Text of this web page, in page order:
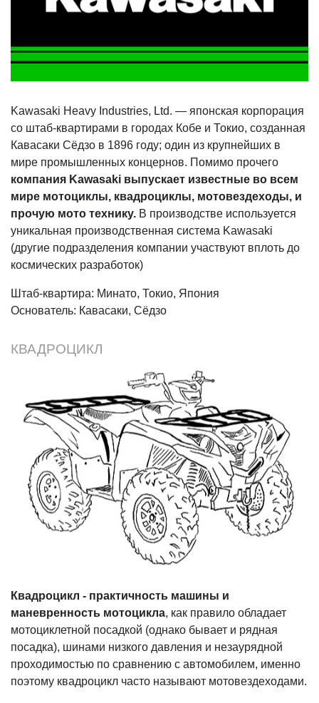
Kawasaki Heavy Industries, Ltd. — японская корпорация
со штаб-квартирами в городах Кобе и Токио, созданная
Кавасаки Сёдзо в 1896 году; один из крупнейших в
мире промышленных концернов. Помимо прочего
компания Kawasaki выпускает известные во всем
мире мотоциклы, квадроциклы, мотовездеходы, и
прочую мото технику. В производстве используется
уникальная производственная система Kawasaki
(другие подразделения компании участвуют вплоть до
космических разработок)
Штаб-квартира: Минато, Токио, Япония
Основатель: Кавасаки, Сёдзо
КВАДРОЦИКЛ
Квадроцикл - практичность машины и
маневренность мотоцикла, как правило обладает
мотоциклетной посадкой (однако бывает и рядная
посадка), шинами низкого давления и незаурядной
проходимостью по сравнению с автомобилем, именно
поэтому квадроцикл часто называют мотовездеходами.